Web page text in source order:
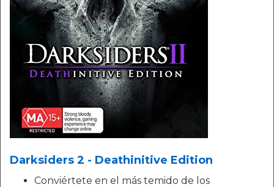
Darksiders 2 - Deathinitive Edition
Conviértete en el más temido de los